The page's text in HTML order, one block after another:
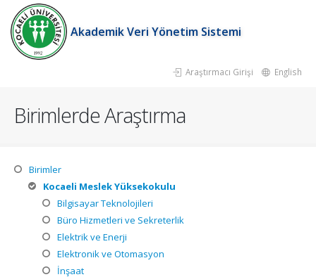
Akademik Veri Yönetim Sistemi
Araştırmacı Girişi English
Birimlerde Araştırma
Birimler
Kocaeli Meslek Yüksekokulu
Bilgisayar Teknolojileri
Büro Hizmetleri ve Sekreterlik
Elektrik ve Enerji
Elektronik ve Otomasyon
İnşaat